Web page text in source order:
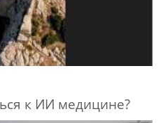
к ИИ медицине?